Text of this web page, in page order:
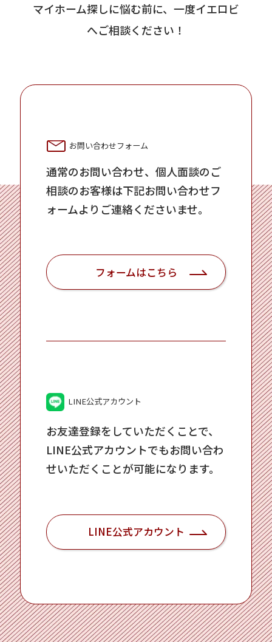
マイホーム探しに悩む前に、一度イエロビ
へご相談ください！
お問い合わせフォーム
通常のお問い合わせ、個人面談のご
相談のお客様は下記お問い合わせフ
ォームよりご連絡くださいませ。
フォームはこちら
LINE公式アカウント
お友達登録をしていただくことで、
LINE公式アカウントでもお問い合わ
せいただくことが可能になります。
LINE公式アカウント